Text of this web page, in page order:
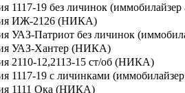
1117-19 без личинок
ИЖ-2126 (НИКА)
УАЗ-Патриот без личинок
УАЗ-Хантер (НИКА)
2110-12,2113-15 ст/об (НИКА)
1117-19 с личинками
1111 Ока (НИКА)